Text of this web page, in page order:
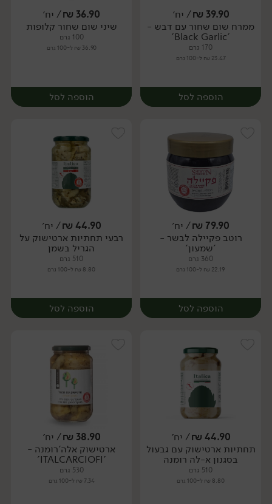
יח׳ יח׳
39.90
₪/ יח׳
ממרח שום שחור עם דבש -
'Black Garlic'
170 גרם
23.47 ₪ ל-100 גרם
הוספה לסל
יח׳
36.90
₪/ יח׳
שיני שום שחור קלופות
100 גרם
36.90 ₪ ל-100 גרם
הוספה לסל
יח׳
79.90
₪/ יח׳
רוטב פקיילה לבשר -
'שמעון'
360 גרם
22.19 ₪ ל-100 גרם
הוספה לסל
יח׳
44.90
₪/ יח׳
רבעי תחתיות ארטישוק על
הגריל בשמן
510 גרם
8.80 ₪ ל-100 גרם
הוספה לסל
יח׳
44.90
₪/ יח׳
תחתיות ארטישוק עם גבעול
בסגנון א-לה רומנה
510 גרם
8.80 ₪ ל-100 גרם
38.90
₪/ יח׳
ארטישוק אלה'רומנה -
'ITALCARCIOFI'
530 גרם
7.34 ₪ ל-100 גרם